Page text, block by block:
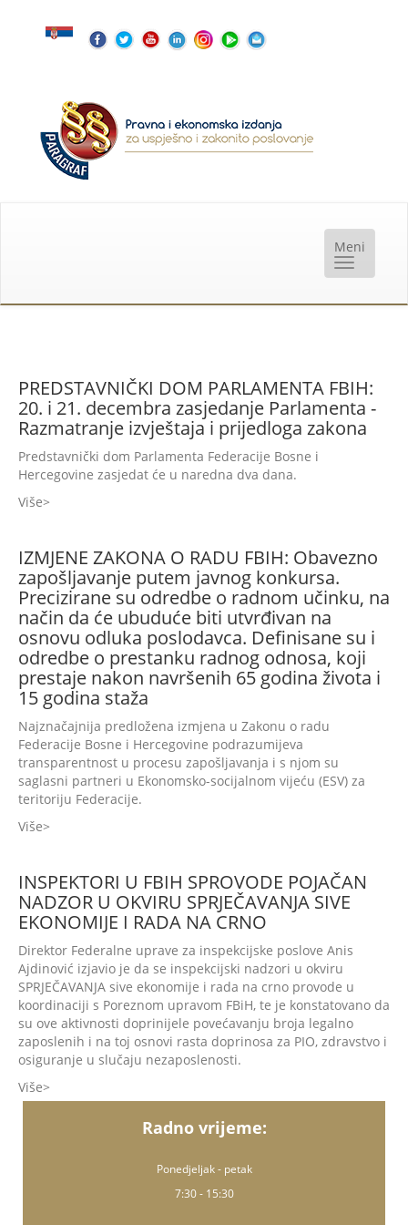
PREDSTAVNIČKI DOM PARLAMENTA FBIH:
20. i 21. decembra zasjedanje Parlamenta -
Razmatranje izvještaja i prijedloga zakona
Predstavnički dom Parlamenta Federacije Bosne i
Hercegovine zasjedat će u naredna dva dana.
Više
IZMJENE ZAKONA O RADU FBIH: Obavezno
zapošljavanje putem javnog konkursa.
Precizirane su odredbe o radnom učinku, na
način da će ubuduće biti utvrđivan na
osnovu odluka poslodavca. Definisane su i
odredbe o prestanku radnog odnosa, koji
prestaje nakon navršenih 65 godina života i
15 godina staža
Najznačajnija predložena izmjena u Zakonu o radu
Federacije Bosne i Hercegovine podrazumijeva
transparentnost u procesu zapošljavanja i s njom su
saglasni partneri u Ekonomsko-socijalnom vijeću (ESV) za
teritoriju Federacije.
Više
INSPEKTORI U FBIH SPROVODE POJAČAN
NADZOR U OKVIRU SPRJEČAVANJA SIVE
EKONOMIJE I RADA NA CRNO
Direktor Federalne uprave za inspekcijske poslove Anis
Ajdinović izjavio je da se inspekcijski nadzori u okviru
SPRJEČAVANJA sive ekonomije i rada na crno provode u
koordinaciji s Poreznom upravom FBiH, te je konstatovano da
su ove aktivnosti doprinijele povećavanju broja legalno
zaposlenih i na toj osnovi rasta doprinosa za PIO, zdravstvo i
osiguranje u slučaju nezaposlenosti.
Više
Radno vrijeme:
Ponedjeljak - petak
7:30 - 15:30